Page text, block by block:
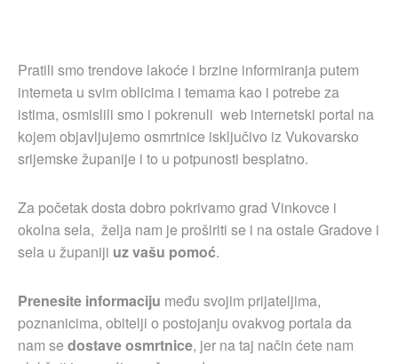
Pratili smo trendove lakoće i brzine informiranja putem
interneta u svim oblicima i temama kao i potrebe za
istima, osmislili smo i pokrenuli web internetski portal na
kojem objavljujemo osmrtnice isključivo iz Vukovarsko
srijemske županije i to u potpunosti besplatno.
Za početak dosta dobro pokrivamo grad Vinkovce i
okolna sela, želja nam je proširiti se i na ostale Gradove i
sela u županiji uz vašu pomoć.
Prenesite informaciju među svojim prijateljima,
poznanicima, obitelji o postojanju ovakvog portala da
nam sedostave osmrtnice, jer na taj način ćete nam